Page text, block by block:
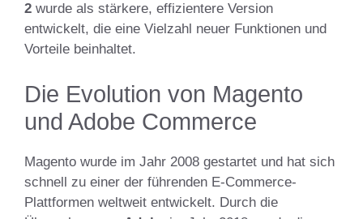
2 wurde als stärkere, effizientere Version
entwickelt, die eine Vielzahl neuer Funktionen und
Vorteile beinhaltet.
Die Evolution von Magento
und Adobe Commerce
Magento wurde im Jahr 2008 gestartet und hat sich
schnell zu einer der führenden E-Commerce-
Plattformen weltweit entwickelt. Durch die